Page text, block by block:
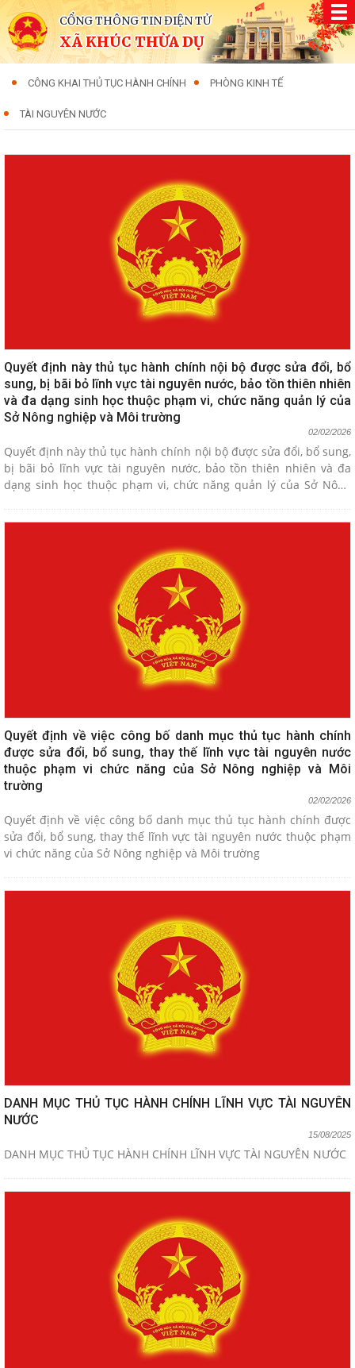
CỔNG THÔNG TIN ĐIỆN TỬ
XÃ KHÚC THỪA DỤ
CÔNG KHAI THỦ TỤC HÀNH CHÍNH PHÒNG KINH TẾ
TÀI NGUYÊN NƯỚC
Quyết định này thủ tục hành chính nội bộ được sửa đổi, bổ
sung, bị bãi bỏ lĩnh vực tài nguyên nước, bảo tồn thiên nhiên
và đa dạng sinh học thuộc phạm vi, chức năng quản lý của
Sở Nông nghiệp và Môi trường
02/02/2026
Quyết định này thủ tục hành chính nội bộ được sửa đổi, bổ sung,
bị bãi bỏ lĩnh vực tài nguyên nước, bảo tồn thiên nhiên và đa
dạng sinh học thuộc phạm vi, chức năng quản lý của Sở Nông
Quyết định về việc công bố danh mục thủ tục hành chính
được sửa đổi, bổ sung, thay thế lĩnh vực tài nguyên nước
thuộc phạm vi chức năng của Sở Nông nghiệp và Môi
trường
02/02/2026
Quyết định về việc công bố danh mục thủ tục hành chính được
sửa đổi, bổ sung, thay thế lĩnh vực tài nguyên nước thuộc phạm
vi chức năng của Sở Nông nghiệp và Môi trường
DANH MỤC THỦ TỤC HÀNH CHÍNH LĨNH VỰC TÀI NGUYÊN
NƯỚC
15/08/2025
DANH MỤC THỦ TỤC HÀNH CHÍNH LĨNH VỰC TÀI NGUYÊN NƯỚC